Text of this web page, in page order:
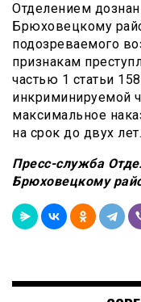
Отделением
Брюховецкому
подозреваемого
признакам
частью 1 статьи
инкриминируемой
максимальное
на срок до двух лет.
Пресс-служба
Брюховецкому